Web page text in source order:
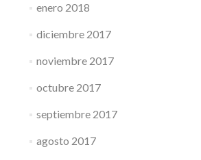
enero 2018
diciembre 2017
noviembre 2017
octubre 2017
septiembre 2017
agosto 2017